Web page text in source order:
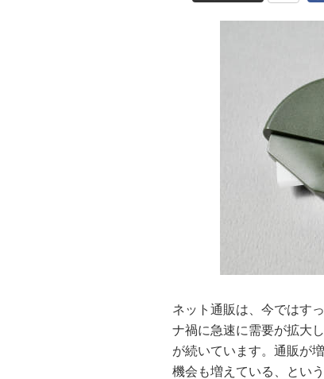
ネット通販は、今ではす
ナ禍に急速に需要が拡大
が続いています。通販が
機会も増えている、とい